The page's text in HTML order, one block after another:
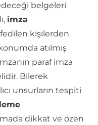
belgeleri
imza
kişilerden
atılmış
paraf imza
Bilerek
unsurların tespiti
dikkat ve özen